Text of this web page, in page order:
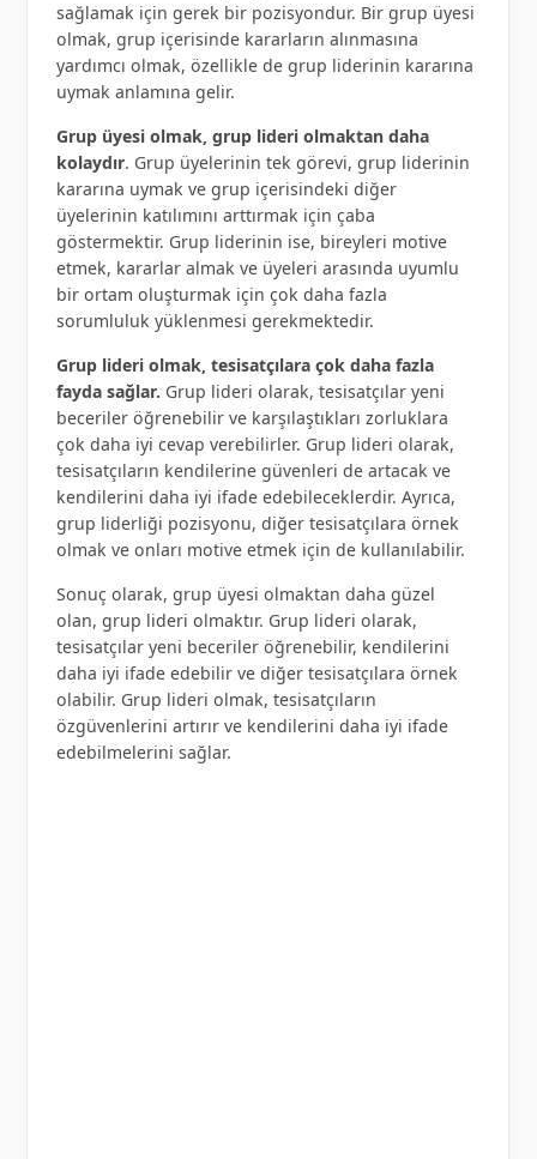
sağlamak için gerek bir pozisyondur. Bir grup üyesi
olmak, grup içerisinde kararların alınmasına
yardımcı olmak, özellikle de grup liderinin kararına
uymak anlamına gelir.
Grup üyesi olmak, grup lideri olmaktan daha
kolaydır. Grup üyelerinin tek görevi, grup liderinin
kararına uymak ve grup içerisindeki diğer
üyelerinin katılımını arttırmak için çaba
göstermektir. Grup liderinin ise, bireyleri motive
etmek, kararlar almak ve üyeleri arasında uyumlu
bir ortam oluşturmak için çok daha fazla
sorumluluk yüklenmesi gerekmektedir.
Grup lideri olmak, tesisatçılara çok daha fazla
fayda sağlar. Grup lideri olarak, tesisatçılar yeni
beceriler öğrenebilir ve karşılaştıkları zorluklara
çok daha iyi cevap verebilirler. Grup lideri olarak,
tesisatçıların kendilerine güvenleri de artacak ve
kendilerini daha iyi ifade edebileceklerdir. Ayrıca,
grup liderliği pozisyonu, diğer tesisatçılara örnek
olmak ve onları motive etmek için de kullanılabilir.
Sonuç olarak, grup üyesi olmaktan daha güzel
olan, grup lideri olmaktır. Grup lideri olarak,
tesisatçılar yeni beceriler öğrenebilir, kendilerini
daha iyi ifade edebilir ve diğer tesisatçılara örnek
olabilir. Grup lideri olmak, tesisatçıların
özgüvenlerini artırır ve kendilerini daha iyi ifade
edebilmelerini sağlar.